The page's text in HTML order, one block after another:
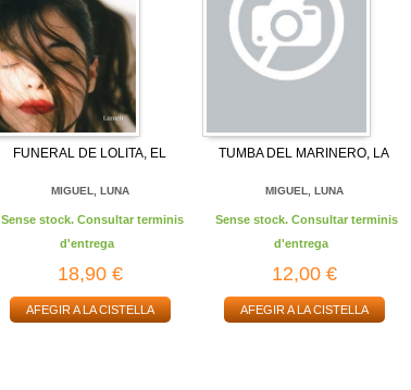
FUNERAL DE LOLITA, EL
MIGUEL, LUNA
Sense stock. Consultar terminis
d'entrega
18,90 €
AFEGIR A LA CISTELLA
TUMBA DEL MARINERO, LA
MIGUEL, LUNA
Sense stock. Consultar terminis
d'entrega
12,00 €
AFEGIR A LA CISTELLA